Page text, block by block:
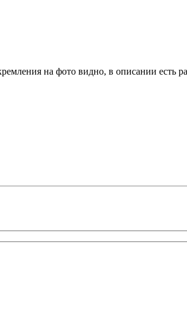
на фото видно, в описании